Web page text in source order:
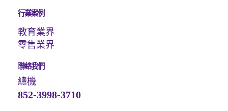
行業案例
教育業界
零售業界
聯絡我們
總機
852-3998-3710